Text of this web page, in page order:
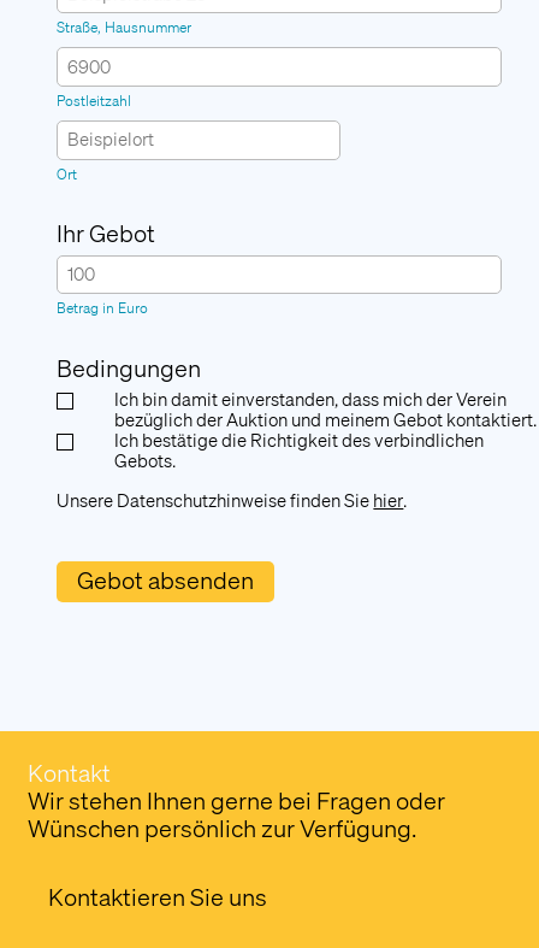
Mit unserem Newsletter halten wir Sie über
aktuelle News, Veranstaltungen und
Aktivitäten auf dem Laufenden.
Anmelden
Straße, Hausnummer
Postleitzahl
Ort
Ihr Gebot
Betrag in Euro
Bedingungen
Ich bin damit einverstanden, dass mich der Verein
bezüglich der Auktion und meinem Gebot kontaktiert.
Ich bestätige die Richtigkeit des verbindlichen
Gebots.
Unsere Datenschutzhinweise finden Sie hier.
Kontakt
Wir stehen Ihnen gerne bei Fragen oder
Wünschen persönlich zur Verfügung.
Kontaktieren Sie uns